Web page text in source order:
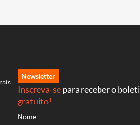
Newsletter
Inscreva-separa receber o
gratuito!
Nome